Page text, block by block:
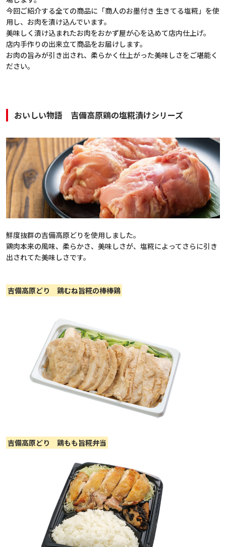
今回ご紹介する全ての商品に「商人のお墨付き 生きてる塩糀」を使
用し、お肉を漬け込んでいます。
美味しく漬け込まれたお肉をおかず屋が心を込めて店内仕上げ。
店内手作りの出来立て商品をお届けします。
お肉の旨みが引き出され、柔らかく仕上がった美味しさをご堪能く
ださい。
おいしい物語 吉備高原鶏の塩糀漬けシリーズ
鮮度抜群の吉備高原どりを使用しました。
鶏肉本来の風味、柔らかさ、美味しさが、塩糀によってさらに引き
出されてた美味しさです。
吉備高原どり 鶏むね旨糀の棒棒鶏
吉備高原どり 鶏もも旨糀弁当